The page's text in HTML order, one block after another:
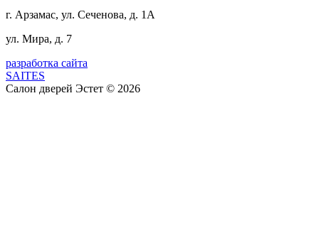
г. Арзамас, ул. Сеченова, д. 1А
ул. Мира, д. 7
разработка сайта
SAITES
Салон дверей Эстет © 2026